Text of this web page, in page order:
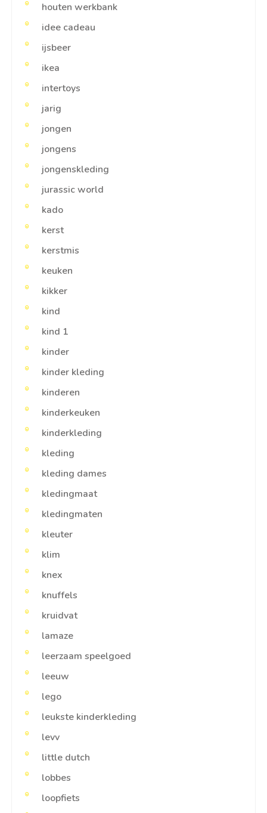
houten werkbank
idee cadeau
ijsbeer
ikea
intertoys
jarig
jongen
jongens
jongenskleding
jurassic world
kado
kerst
kerstmis
keuken
kikker
kind
kind 1
kinder
kinder kleding
kinderen
kinderkeuken
kinderkleding
kleding
kleding dames
kledingmaat
kledingmaten
kleuter
klim
knex
knuffels
kruidvat
lamaze
leerzaam speelgoed
leeuw
lego
leukste kinderkleding
levv
little dutch
lobbes
loopfiets